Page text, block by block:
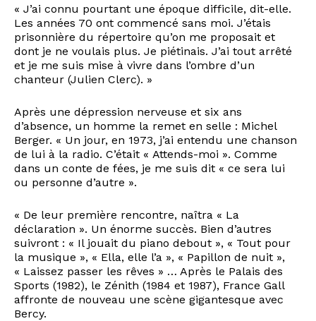
« J’ai connu pourtant une époque difficile, dit-elle.
Les années 70 ont commencé sans moi. J’étais
prisonnière du répertoire qu’on me proposait et
dont je ne voulais plus. Je piétinais. J’ai tout arrêté
et je me suis mise à vivre dans l’ombre d’un
chanteur (Julien Clerc). »
Après une dépression nerveuse et six ans
d’absence, un homme la remet en selle : Michel
Berger. « Un jour, en 1973, j’ai entendu une chanson
de lui à la radio. C’était « Attends-moi ». Comme
dans un conte de fées, je me suis dit « ce sera lui
ou personne d’autre ».
« De leur première rencontre, naîtra « La
déclaration ». Un énorme succès. Bien d’autres
suivront : « Il jouait du piano debout », « Tout pour
la musique », « Ella, elle l’a », « Papillon de nuit »,
« Laissez passer les rêves » … Après le Palais des
Sports (1982), le Zénith (1984 et 1987), France Gall
affronte de nouveau une scène gigantesque avec
Bercy.